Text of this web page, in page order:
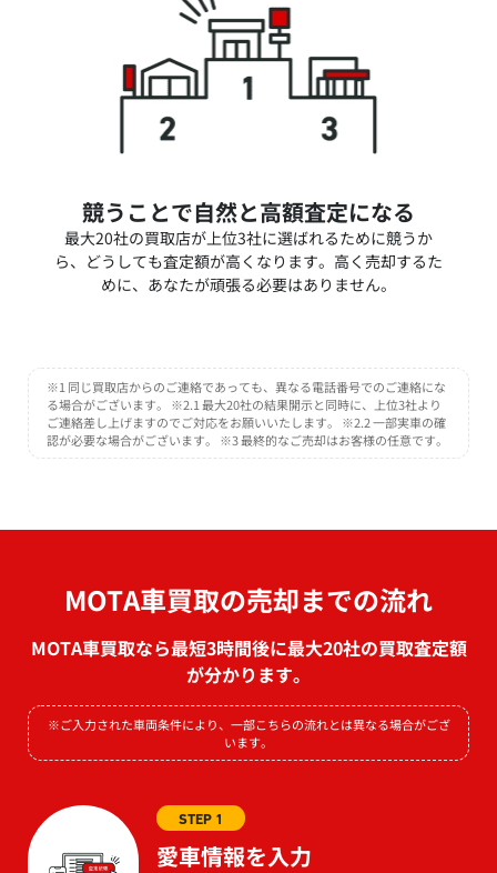
競うことで自然と高額査定になる
最大20社の買取店が上位3社に選ばれるために競うか
ら、どうしても査定額が高くなります。高く売却するた
めに、あなたが頑張る必要はありません。
※1 同じ買取店からのご連絡であっても、異なる電話番号でのご連絡にな
る場合がございます。 ※2.1 最大20社の結果開示と同時に、上位3社より
ご連絡差し上げますのでご対応をお願いいたします。 ※2.2 一部実車の確
認が必要な場合がございます。 ※3 最終的なご売却はお客様の任意です。
MOTA車買取の売却までの流れ
MOTA車買取なら最短3時間後に最大20社の買取査定額
が分かります。
※ご入力された車両条件により、一部こちらの流れとは異なる場合がござ
います。
STEP 1
愛車情報を入力